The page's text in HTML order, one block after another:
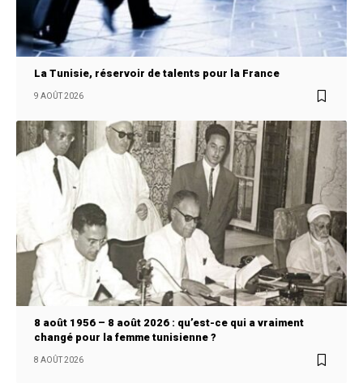
La Tunisie, réservoir de talents pour la France
9 AOÛT 2026
8 août 1956 – 8 août 2026 : qu’est-ce qui a vraiment
changé pour la femme tunisienne ?
8 AOÛT 2026